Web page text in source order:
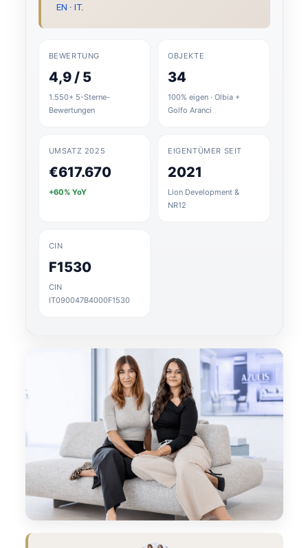
EN · IT.
BEWERTUNG
4,9 / 5
1.550+ 5-Sterne-
Bewertungen
OBJEKTE
34
100% eigen · Olbia +
Golfo Aranci
UMSATZ 2025
€617.670
+60% YoY
EIGENTÜMER SEIT
2021
Lion Development &
NR12
CIN
F1530
CIN
IT090047B4000F1530